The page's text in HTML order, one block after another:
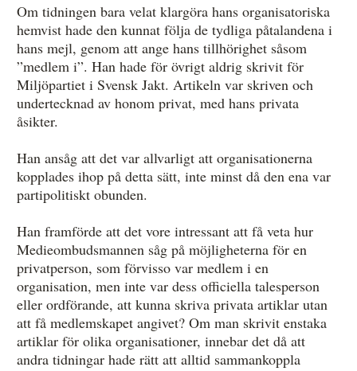
Om tidningen bara velat klargöra hans organisatoriska
hemvist hade den kunnat följa de tydliga påtalandena i
hans mejl, genom att ange hans tillhörighet såsom
”medlem i”. Han hade för övrigt aldrig skrivit för
Miljöpartiet i Svensk Jakt. Artikeln var skriven och
undertecknad av honom privat, med hans privata
åsikter.
Han ansåg att det var allvarligt att organisationerna
kopplades ihop på detta sätt, inte minst då den ena var
partipolitiskt obunden.
Han framförde att det vore intressant att få veta hur
Medieombudsmannen såg på möjligheterna för en
privatperson, som förvisso var medlem i en
organisation, men inte var dess officiella talesperson
eller ordförande, att kunna skriva privata artiklar utan
att få medlemskapet angivet? Om man skrivit enstaka
artiklar för olika organisationer, innebar det då att
andra tidningar hade rätt att alltid sammankoppla